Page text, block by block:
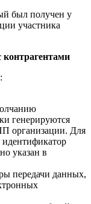
был получен у
участника
генерируются
организации. Для
указан в
передачи данных,